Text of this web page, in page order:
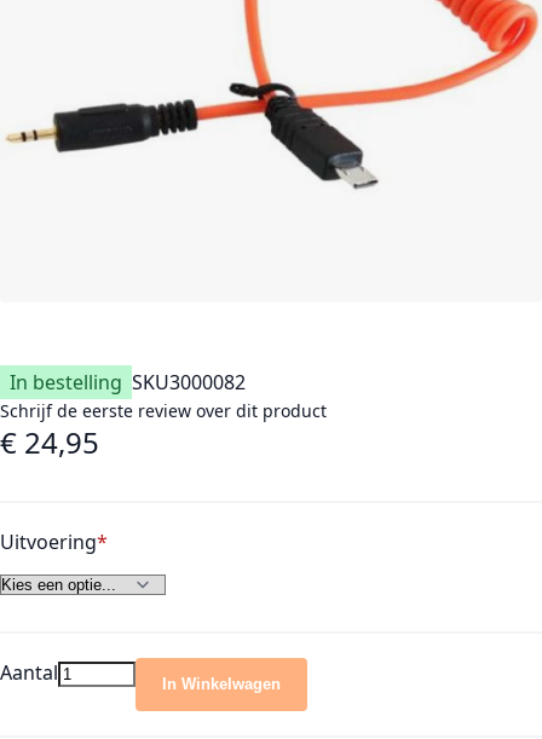
In bestelling SKU3000082
Schrijf de eerste review over dit product
Vanaf
€ 24,95
Uitvoering
Aantal In Winkelwagen